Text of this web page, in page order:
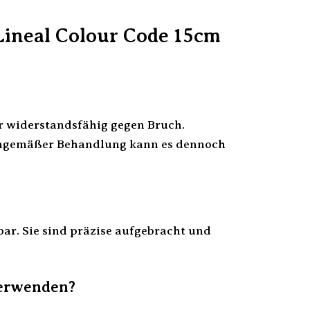
Colour Code 15cm
gegen Bruch.
Behandlung kann es dennoch
Sie sind präzise aufgebracht und